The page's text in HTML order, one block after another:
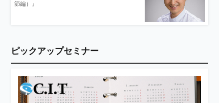
節編）』
ピックアップセミナー